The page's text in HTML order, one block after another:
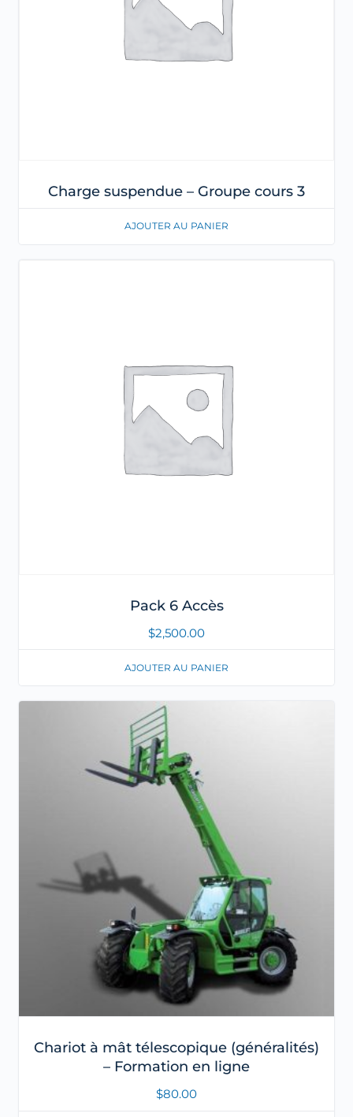
Charge suspendue – Groupe cours 3
AJOUTER AU PANIER
Pack 6 Accès
$2,500.00
AJOUTER AU PANIER
Chariot à mât télescopique (généralités)
– Formation en ligne
$80.00